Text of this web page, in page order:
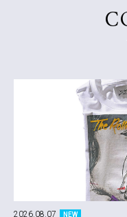
2026.08.07 NEW